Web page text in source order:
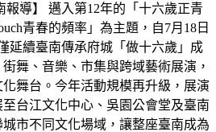
報導】 邁入第12年的「十六歲正青
青春的頻率」為主題，自7月18日
延續臺南傳承府城「做十六歲」成
舞、音樂、市集與跨域藝術展演，
舞台。今年活動規模再升級，展演
台江文化中心、吳園公會堂及臺南
市不同文化場域，讓整座臺南成為